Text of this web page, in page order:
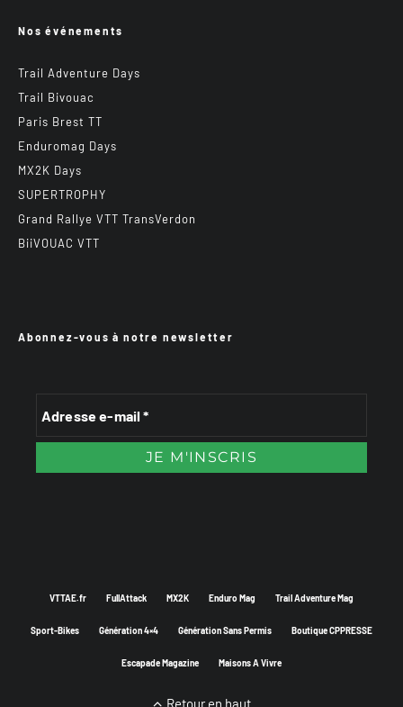
Nos événements
Trail Adventure Days
Trail Bivouac
Paris Brest TT
Enduromag Days
MX2K Days
SUPERTROPHY
Grand Rallye VTT TransVerdon
BiiVOUAC VTT
Abonnez-vous à notre newsletter
VTTAE.fr FullAttack MX2K Enduro Mag Trail Adventure Mag
Sport-Bikes Génération 4×4 Génération Sans Permis Boutique CPPRESSE
Escapade Magazine Maisons A Vivre
Retour en haut